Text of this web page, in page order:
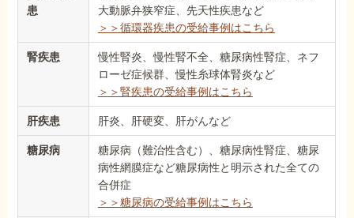
患
大動脈弁狭窄症、先天性疾患など
＞＞循環器疾患の受給事例はこちら
腎疾患
慢性腎炎、慢性腎不全、糖尿病性腎症、ネフ
ローゼ症候群、慢性糸球体腎炎など
＞＞腎疾患の受給事例はこちら
肝疾患 肝炎、肝硬変、肝がんなど
糖尿病
糖尿病（難治性含む）、糖尿病性腎症、糖尿
病性網膜症など糖尿病性と明示された全ての
合併症
＞＞糖尿病の受給事例はこちら